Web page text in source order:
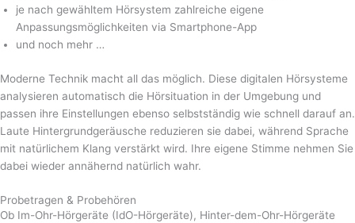
je nach gewähltem Hörsystem zahlreiche eigene
Anpassungsmöglichkeiten via Smartphone-App
und noch mehr …
Moderne Technik macht all das möglich. Diese digitalen Hörsysteme
analysieren automatisch die Hörsituation in der Umgebung und
passen ihre Einstellungen ebenso selbstständig wie schnell darauf an.
Laute Hintergrundgeräusche reduzieren sie dabei, während Sprache
mit natürlichem Klang verstärkt wird. Ihre eigene Stimme nehmen Sie
dabei wieder annähernd natürlich wahr.
Probetragen & Probehören
Ob Im-Ohr-Hörgeräte (IdO-Hörgeräte), Hinter-dem-Ohr-Hörgeräte